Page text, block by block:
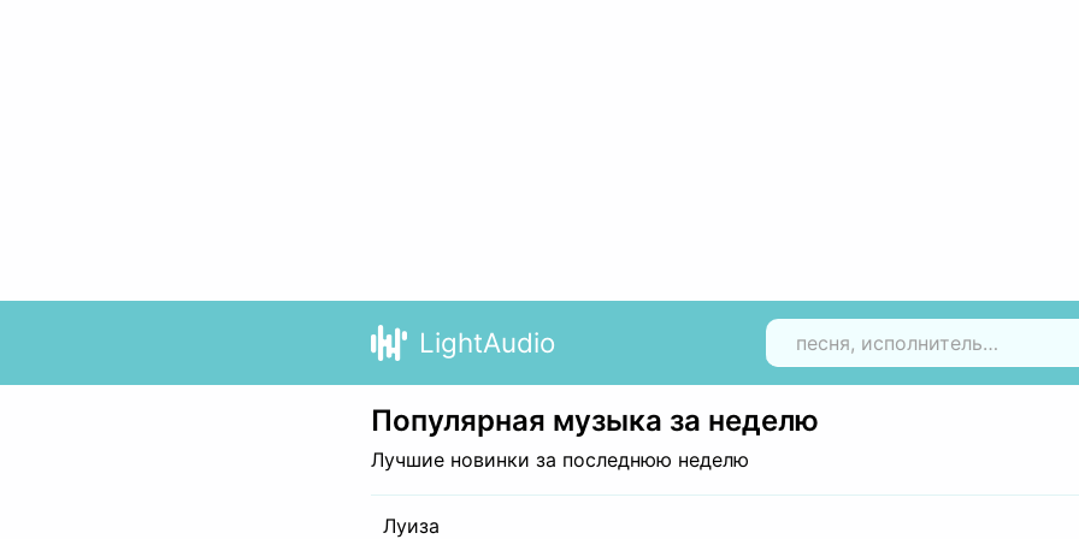
LightAudio
Популярная музыка за неделю
Лучшие новинки за последнюю неделю
Луиза